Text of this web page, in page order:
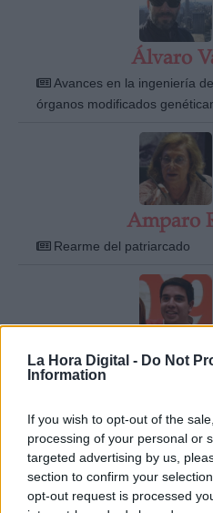
La Hora Digital - Do Not
Information
If you wish to opt-out of the
processing of your personal or
targeted advertising by us,
section to confirm your
opt-out request is processed
Álvaro
Avances en la ingeniería
órganos modificados
Amparo
Rearme del patriarcado
André
Andrés